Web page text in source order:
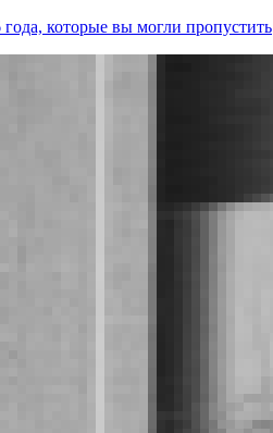
года, которые вы могли пропустить